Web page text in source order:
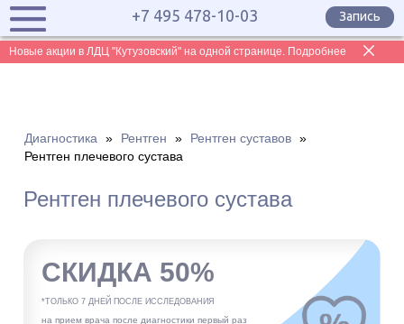
Новые акции в ЛДЦ "Кутузовский" на одной странице. Подробнее
+7 495 478-10-03 Запись
Диагностика » Рентген » Рентген суставов »
Рентген плечевого сустава
Рентген плечевого сустава
СКИДКА 50%
*ТОЛЬКО 7 ДНЕЙ ПОСЛЕ ИССЛЕДОВАНИЯ
на прием врача после диагностики первый раз